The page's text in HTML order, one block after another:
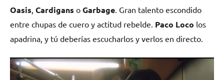
Oasis Cardigans o Garbage . Gran talento escondido
entre chupas de cuero y actitud rebelde. Paco Loco los
apadrina, y tú deberías escucharlos y verlos en directo.